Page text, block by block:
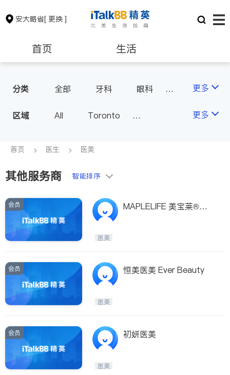
安大略省[ 更换 ]
首页 生活
保险理财 房地产租售
银行贷款
建筑装修
分类 全部 牙科
眼科
耳鼻喉科
医生-其它
家庭医生
更多
区域 All
Toronto
Scarborough
North York
Brampton
Kitchener
Newmarket
Stouffville
Maple
Waterloo
Guelph
Oshawa
Niagara Falls
Pickering
Concord
Port Perry
更多
首页 医生 医美
其他服务商 智能排序
会员
MAPLELIFE 美宝莱®－
医美
会员 恒美医美 Ever Beauty
医美
会员 初妍医美
医美